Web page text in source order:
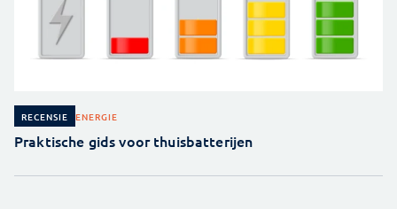
RECENSIE ENERGIE
Praktische gids voor thuisbatterijen